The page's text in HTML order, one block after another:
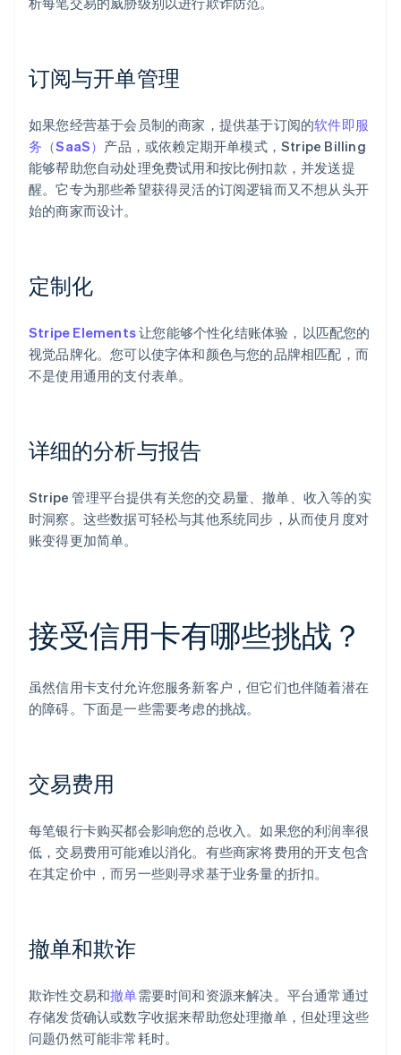
订阅与开单管理
如果您经营基于会员制的商家，提供基于订阅的软件即服
务（SaaS） 产品，或依赖定期开单模式，Stripe Billing
能够帮助您自动处理免费试用和按比例扣款，并发送提
醒。它专为那些希望获得灵活的订阅逻辑而又不想从头开
始的商家而设计。
定制化
Stripe Elements让您能够个性化结账体验，以匹配您的
视觉品牌化。您可以使字体和颜色与您的品牌相匹配，而
不是使用通用的支付表单。
详细的分析与报告
Stripe 管理平台提供有关您的交易量、撤单、收入等的实
时洞察。这些数据可轻松与其他系统同步，从而使月度对
账变得更加简单。
接受信用卡有哪些挑战？
虽然信用卡支付允许您服务新客户，但它们也伴随着潜在
的障碍。下面是一些需要考虑的挑战。
交易费用
每笔银行卡购买都会影响您的总收入。如果您的利润率很
低，交易费用可能难以消化。有些商家将费用的开支包含
在其定价中，而另一些则寻求基于业务量的折扣。
撤单和欺诈
欺诈性交易和撤单需要时间和资源来解决。平台通常通过
存储发货确认或数字收据来帮助您处理撤单，但处理这些
问题仍然可能非常耗时。